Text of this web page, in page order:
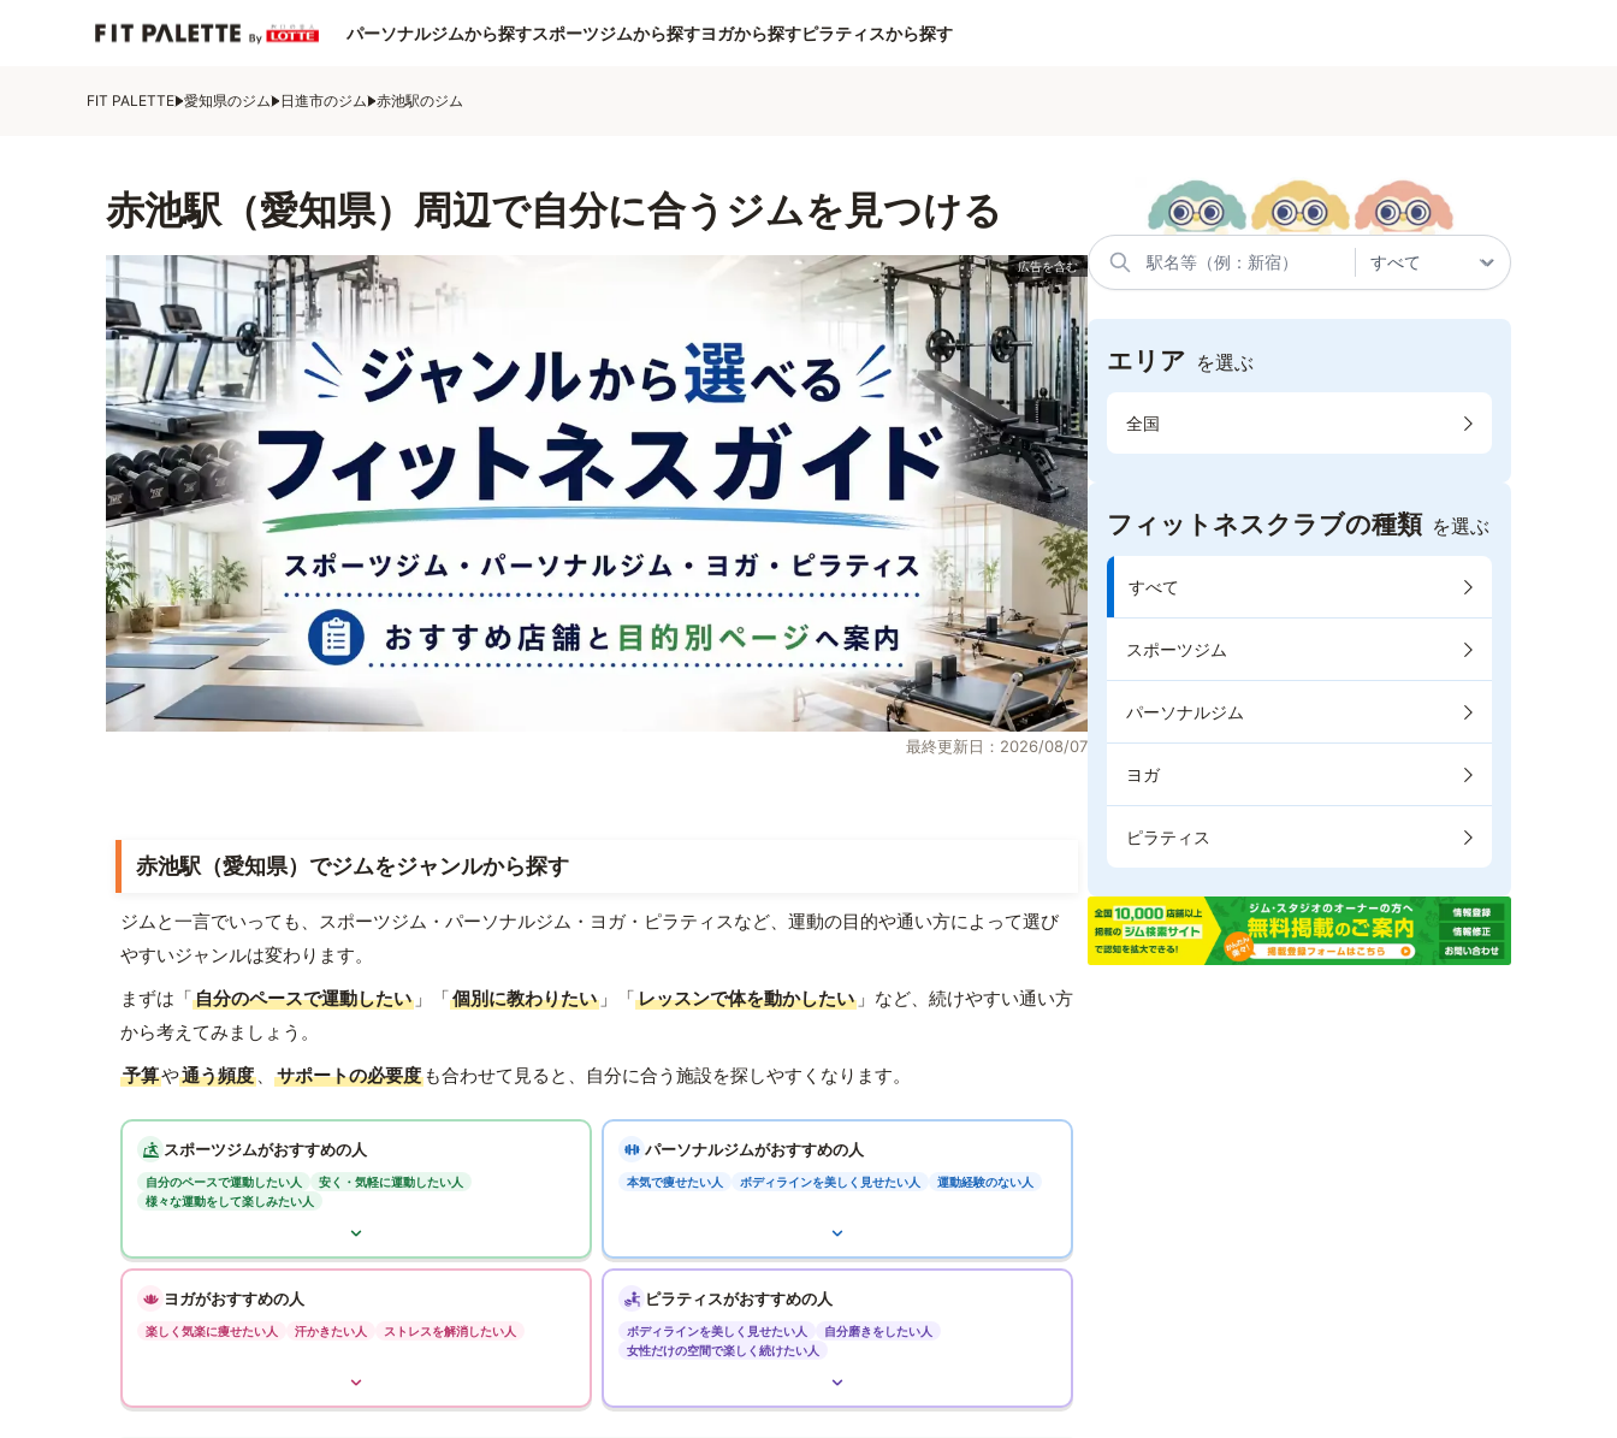
パーソナルジムから探すスポーツジムから探すヨガから探すピラティスから探す
FIT PALETTE 愛知県のジム 日進市のジム 赤池駅のジム
赤池駅（愛知県）周辺で自分に合うジムを見つける
最終更新日：2026/08/07
赤池駅（愛知県）でジムをジャンルから探す
ジムと一言でいっても、スポーツジム・パーソナルジム・ヨガ・ピラティスなど、運動の目的や通い方によって選び
やすいジャンルは変わります。
まずは「自分のペースで運動したい 」「個別に教わりたい 」「レッスンで体を動かしたい 」など、続けやすい通い方
から考えてみましょう。
予算や通う頻度 、 サポートの必要度 も合わせて見ると、自分に合う施設を探しやすくなります。
スポーツジムがおすすめの人
自分のペースで運動したい人
安く・気軽に運動したい人
様々な運動をして楽しみたい人
パーソナルジムがおすすめの人
本気で痩せたい人 ボディラインを美しく見せたい人 運動経験のない人
ヨガがおすすめの人
楽しく気楽に痩せたい人 汗かきたい人 ストレスを解消したい人
ピラティスがおすすめの人
ボディラインを美しく見せたい人
自分磨きをしたい人
女性だけの空間で楽しく続けたい人
エリア を選ぶ
全国
フィットネスクラブの種類 を選ぶ
すべて
スポーツジム
パーソナルジム
ヨガ
ピラティス